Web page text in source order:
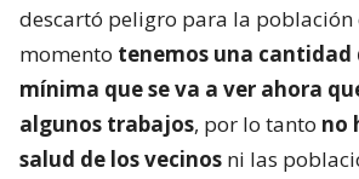
descartó peligro para la población
momento tenemos una cantidad
mínima que se va a ver ahora
algunos trabajos, por lo tanto no
salud de los vecinos ni las